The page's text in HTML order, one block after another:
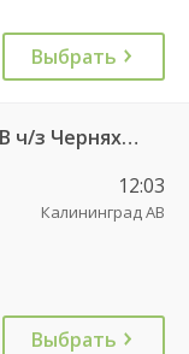
Выбрать
680Э Гусев КДП — Калининград АВ ч/з Черняховск АС
12:03
Калининград АВ
Выбрать